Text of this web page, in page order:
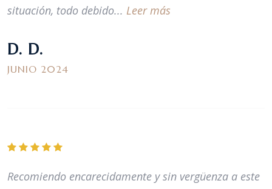
situación, todo debido... Leer más
D. D.
JUNIO 2024
Recomiendo encarecidamente y sin vergüenza a este